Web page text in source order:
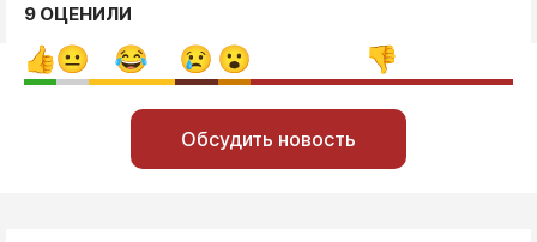
9 ОЦЕНИЛИ
Обсудить новость